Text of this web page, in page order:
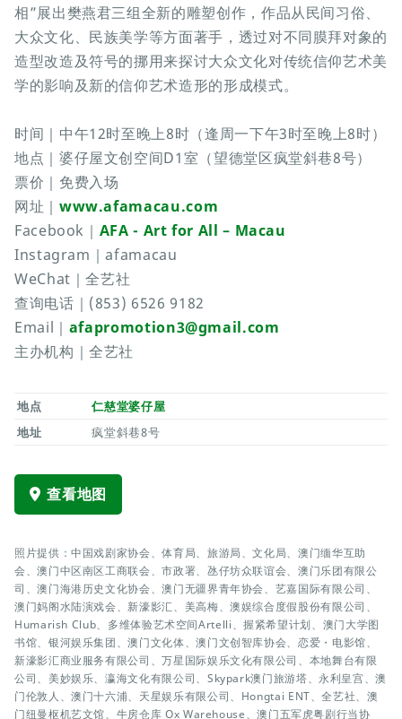
相”展出樊燕君三组全新的雕塑创作，作品从民间习俗、
大众文化、民族美学等方面著手，透过对不同膜拜对象的
造型改造及符号的挪用来探讨大众文化对传统信仰艺术美
学的影响及新的信仰艺术造形的形成模式。
时间｜中午12时至晚上8时（逢周一下午3时至晚上8时）
地点｜婆仔屋文创空间D1室（望德堂区疯堂斜巷8号）
票价｜免费入场
网址｜ www.afamacau.com
Facebook｜ AFA - Art for All – Macau
Instagram｜afamacau
WeChat｜全艺社
查询电话｜(853) 6526 9182
Email｜ afapromotion3@gmail.com
主办机构｜全艺社
地点
仁慈堂婆仔屋
地址
疯堂斜巷8号
查看地图
照片提供：中国戏剧家协会、体育局、旅游局、文化局、澳门缅华互助
会、澳门中区南区工商联会、市政署、氹仔坊众联谊会、澳门乐团有限公
司、澳门海港历史文化协会、澳门无疆界青年协会、艺嘉国际有限公司、
澳门妈阁水陆演戏会、新濠影汇、美高梅、澳娱综合度假股份有限公司、
Humarish Club、多维体验艺术空间Artelli、握紧希望计划、澳门大学图
书馆、银河娱乐集团、澳门文化体、澳门文创智库协会、恋爱・电影馆、
新濠影汇商业服务有限公司、万星国际娱乐文化有限公司、本地舞台有限
公司、美妙娱乐、瀛海文化有限公司、Skypark澳门旅游塔、永利皇宫、澳
门伦敦人、澳门十六浦、天星娱乐有限公司、Hongtai ENT、全艺社、澳
门纽曼枢机艺文馆、牛房仓库 Ox Warehouse、澳门五军虎粤剧行当协